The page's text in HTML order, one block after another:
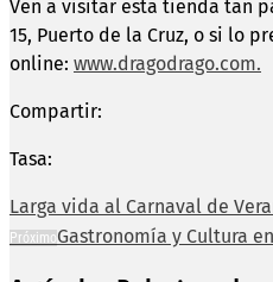
Ven a visitar esta tienda tan
15, Puerto de la Cruz, o si lo
online: www.dragodrago.com.
Compartir:
Tasa:
Larga vida al Carnaval de
PróximoGastronomía y Cultura